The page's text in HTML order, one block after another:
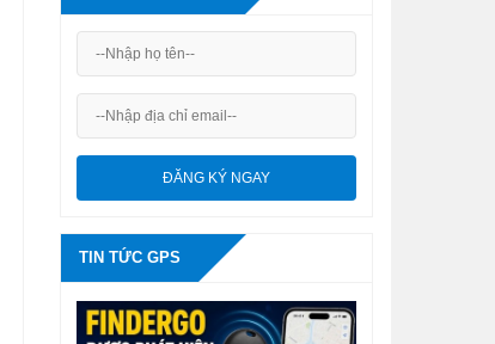
TIN TỨC GPS